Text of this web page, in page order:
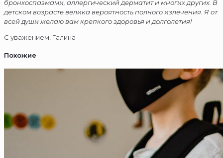
бронхоспазмами, аллергический дерматит и многих других. В
детском возрасте велика вероятность полного излечения. Я от
всей души желаю вам крепкого здоровья и долголетия!
С уважением, Галина
Похожие